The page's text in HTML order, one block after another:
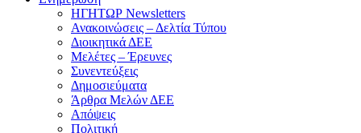
ΗΓΗΤΩΡ Newsletters
Ανακοινώσεις – Δελτία Τύπου
Διοικητικά ΔΕΕ
Μελέτες – Έρευνες
Συνεντεύξεις
Δημοσιεύματα
Άρθρα Μελών ΔΕΕ
Απόψεις
Πολιτική